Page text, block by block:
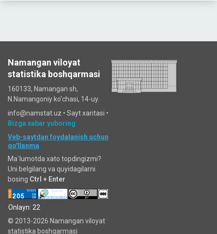
Namangan viloyat
statistika boshqarmasi
160133, Namangan sh,
N.Namangoniy ko'chasi, 14-uy.
info@namstat.uz • Sayt xaritasi •
Bizga xabar yuboring
Veb-saytdan foydalanish uchun
qo'llanma
Ma`lumotda xato topdingizmi?
Uni belgilang va quyidagilarni
bosing Ctrl + Enter
Onlayn: 22
© 2013-2026 Namangan viloyat
statistika boshqarmasi